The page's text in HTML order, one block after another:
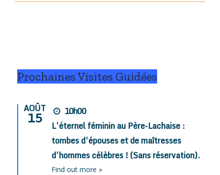
Prochaines Visites Guidées
AOÛT
15
10h00
L’éternel féminin au Père-Lachaise :
tombes d’épouses et de maîtresses
d’hommes célèbres ! (Sans réservation).
Find out more »